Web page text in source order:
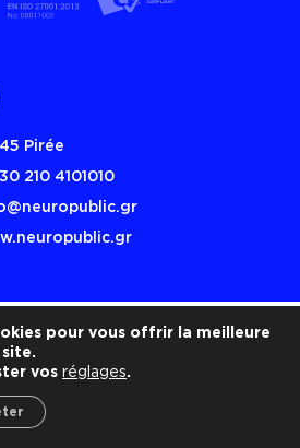
Pirée
210 4101010
pour vous offrir la meilleure
vos réglages.